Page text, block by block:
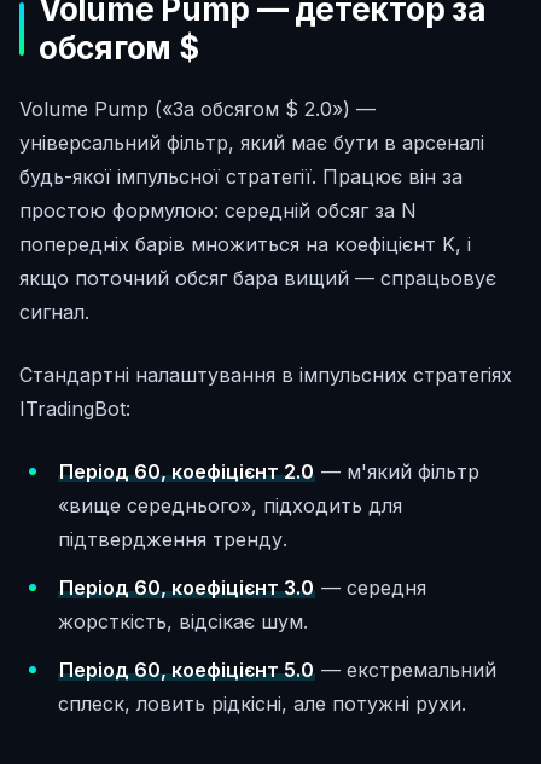
Volume Pump — детектор за
обсягом $
Volume Pump («За обсягом $ 2.0») —
універсальний фільтр, який має бути в арсеналі
будь-якої імпульсної стратегії. Працює він за
простою формулою: середній обсяг за N
попередніх барів множиться на коефіцієнт K, і
якщо поточний обсяг бара вищий — спрацьовує
сигнал.
Стандартні налаштування в імпульсних стратегіях
ITradingBot:
Період 60, коефіцієнт 2.0— м'який фільтр
«вище середнього», підходить для
підтвердження тренду.
Період 60, коефіцієнт 3.0— середня
жорсткість, відсікає шум.
Період 60, коефіцієнт 5.0— екстремальний
сплеск, ловить рідкісні, але потужні рухи.